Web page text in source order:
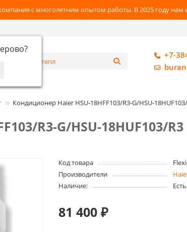
с многолетним опытом работы. В 2025 году нам
?
+7-
Кондиционер Haier HSU-18HFF103/R3-G/HSU-
R3-G/HSU-18HUF103/R3
Код товара
Производители
Наличие:
81 400 ₽